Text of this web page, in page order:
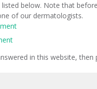
below. Note that
of our dermatologists.
in this website, then